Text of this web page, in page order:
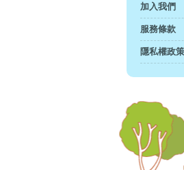
加入我們
服務條款
隱私權政策